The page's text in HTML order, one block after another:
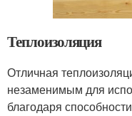
Теплоизоляция
Отличная
незаменимым для
благодаря